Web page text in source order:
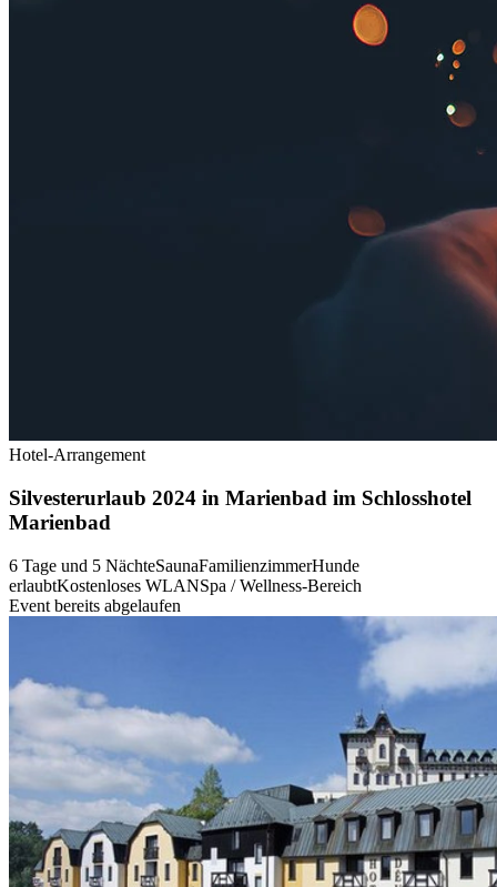
Hotel-Arrangement
Silvesterurlaub 2024 in Marienbad im Schlosshotel
Marienbad
6 Tage und 5 NächteSaunaFamilienzimmerHunde
erlaubtKostenloses WLANSpa / Wellness-Bereich
Event bereits abgelaufen